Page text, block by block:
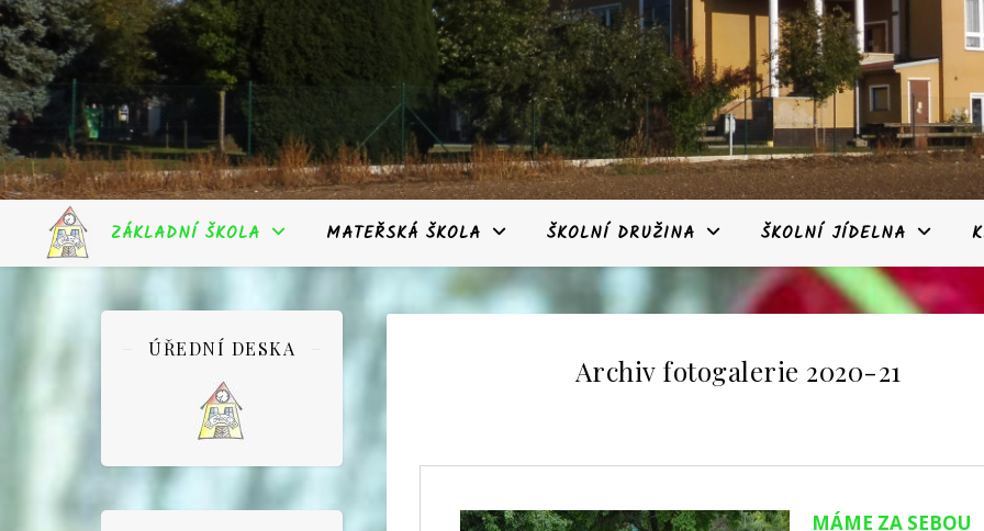
ZÁKLADNÍ ŠKOLA MATEŘSKÁ ŠKOLA ŠKOLNÍ DRUŽINA ŠKOLNÍ JÍDELNA
ÚŘEDNÍ DESKA
Archiv fotogalerie 2020-21
MÁME ZA SEBOU